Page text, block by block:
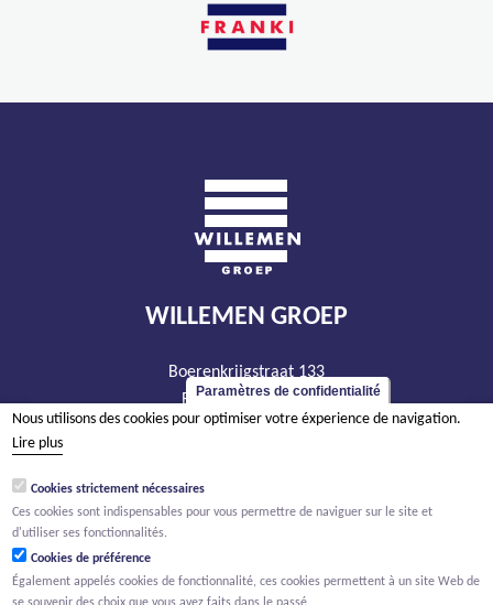
WILLEMEN GROEP
Boerenkrijgstraat 133
BE - 2800 Malines
tél +32 15 569 965
RPM Anvers, département Malines
Paramètres de confidentialité
Nous utilisons des cookies pour optimiser votre éxperience de navigation.
Lire plus
Cookies strictement nécessaires
Ces cookies sont indispensables pour vous permettre de naviguer sur le site et
d'utiliser ses fonctionnalités.
Cookies de préférence
Également appelés cookies de fonctionnalité, ces cookies permettent à un site Web de